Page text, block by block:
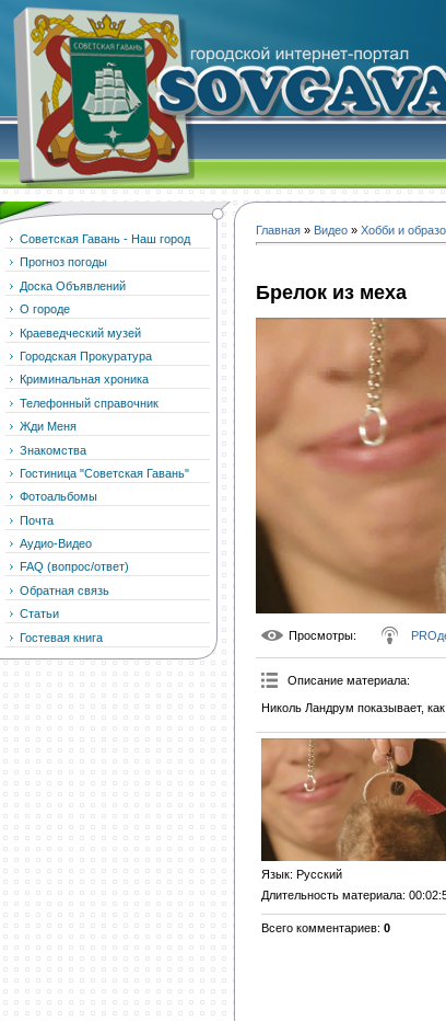
Советская Гавань - Наш город
Прогноз погоды
Доска Объявлений
О городе
Краеведческий музей
Городская Прокуратура
Криминальная хроника
Телефонный справочник
Жди Меня
Знакомства
Гостиница "Советская Гавань"
Фотоальбомы
Почта
Аудио-Видео
FAQ (вопрос/ответ)
Обратная связь
Статьи
Гостевая книга
Главная » Видео » Хобби и
Брелок из меха
Просмотры:
Описание материала:
Николь Ландрум показывает,
Язык: Русский
Длительность материала:
Всего комментариев: 0